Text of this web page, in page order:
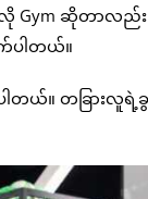
Gym ဆိုတာလည်
ပါတယ်။
ါတယ်။ တခြား